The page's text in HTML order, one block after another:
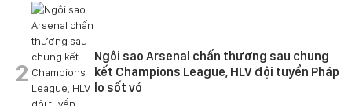
2
Ngôi sao Arsenal chấn thương sau chung
kết Champions League, HLV đội tuyển Pháp
lo sốt vó